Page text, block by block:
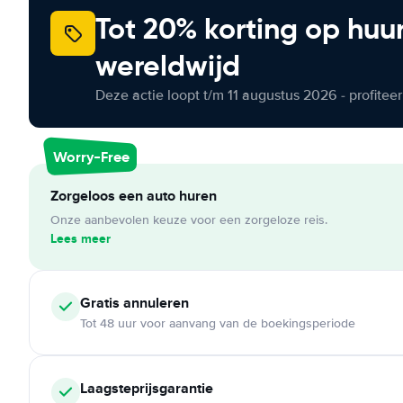
Tot 20% korting op
wereldwijd
Deze actie loopt t/m 11 augustus 2026 -
Worry-Free
Zorgeloos een auto huren
Onze aanbevolen keuze voor een zorgeloze reis.
Lees meer
Gratis annuleren
Tot 48 uur voor aanvang van de boekingsperiode
Laagsteprijsgarantie